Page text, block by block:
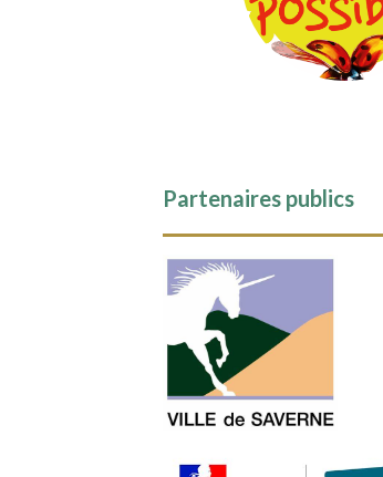
Partenaires publics